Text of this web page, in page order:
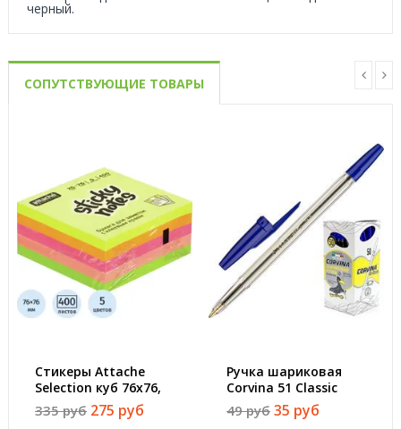
черный.
СОПУТСТВУЮЩИЕ ТОВАРЫ
Стикеры Attache
Selection куб 76х76,
радуга 400 л
335 руб 275 руб
Ручка шариковая
Corvina 51 Classic
синяя (толщина
линии 0.7 мм)
49 руб 35 руб